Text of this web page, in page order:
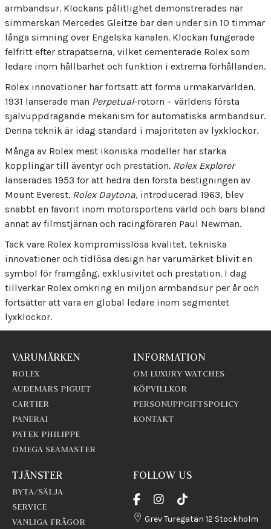
armbandsur. Klockans pålitlighet demonstrerades när
simmerskan Mercedes Gleitze bar den under sin 10 timmar
långa simning över Engelska kanalen. Klockan fungerade
felfritt efter strapatserna, vilket cementerade Rolex som
ledare inom hållbarhet och funktion i extrema förhållanden.
Rolex innovationer har fortsatt att forma urmakarvärlden.
1931 lanserade man Perpetual-rotorn – världens första
självuppdragande mekanism för automatiska armbandsur.
Denna teknik är idag standard i majoriteten av lyxklockor.
Många av Rolex mest ikoniska modeller har starka
kopplingar till äventyr och prestation. Rolex Explorer
lanserades 1953 för att hedra den första bestigningen av
Mount Everest. Rolex Daytona, introducerad 1963, blev
snabbt en favorit inom motorsportens värld och bars bland
annat av filmstjärnan och racingföraren Paul Newman.
Tack vare Rolex kompromisslösa kvalitet, tekniska
innovationer och tidlösa design har varumärket blivit en
symbol för framgång, exklusivitet och prestation. I dag
tillverkar Rolex omkring en miljon armbandsur per år och
fortsätter att vara en global ledare inom segmentet
lyxklockor.
VARUMÄRKEN
ROLEX
AUDEMARS PIGUET
CARTIER
PANERAI
PATEK PHILIPPE
OMEGA SEAMASTER
INFORMATION
OM LUXURY WATCHES
KÖPVILLKOR
PERSONUPPGIFTSPOLICY
KONTAKT
TJÄNSTER
BYTA/SÄLJA
SERVICE
VANLIGA FRÅGOR
FOLLOW US
Grev Turegatan 12 Stockholm